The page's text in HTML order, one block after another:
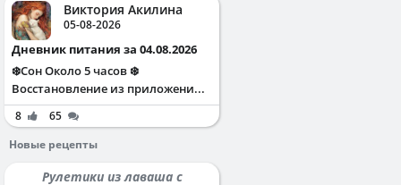
Виктория Акилина
05-08-2026
Дневник питания за 04.08.2026
❄️Сон Около 5 часов ❄️
Восстановление из приложени...
8
65
Новые рецепты
Рулетики из лаваша с